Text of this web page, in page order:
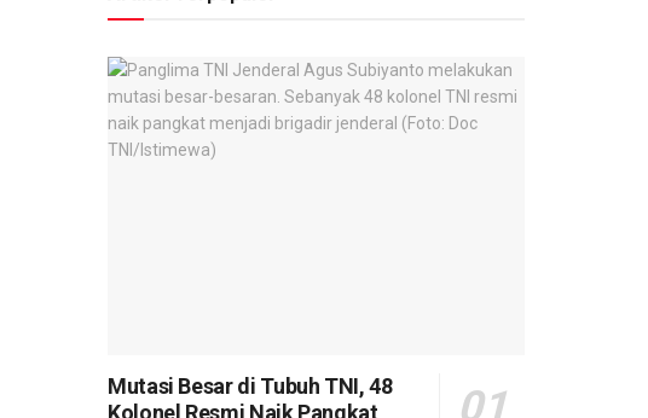
Mutasi Besar di Tubuh TNI, 48
Kolonel Resmi Naik Pangkat